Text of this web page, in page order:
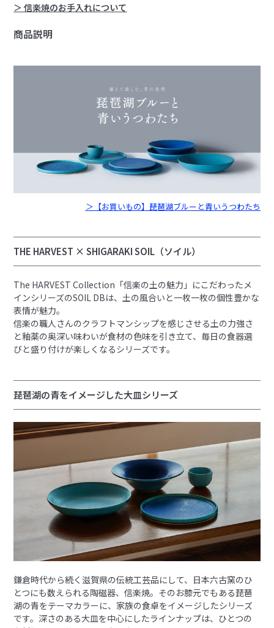
＞ 信楽焼のお手入れについて
商品説明
＞【お買いもの】琵琶湖ブルーと青いうつわたち
THE HARVEST × SHIGARAKI SOIL（ソイル）
The HARVEST Collection「信楽の土の魅力」にこだわったメ
インシリーズのSOIL DBは、土の風合いと一枚一枚の個性豊かな
表情が魅力。
信楽の職人さんのクラフトマンシップを感じさせる土の力強さ
と釉薬の奥深い味わいが食材の色味を引き立て、毎日の食器選
びと盛り付けが楽しくなるシリーズです。
琵琶湖の青をイメージした大皿シリーズ
鎌倉時代から続く滋賀県の伝統工芸品にして、日本六古窯のひ
とつにも数えられる陶磁器、信楽焼。そのお膝元でもある琵琶
湖の青をテーマカラーに、家族の食卓をイメージしたシリーズ
です。深さのある大皿を中心にしたラインナップは、ひとつの